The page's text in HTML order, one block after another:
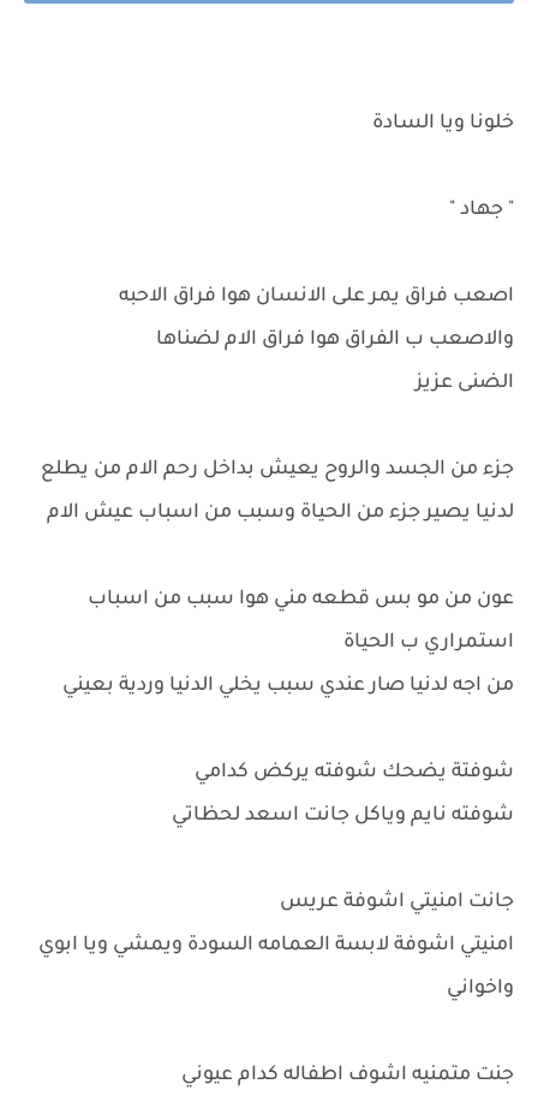
خلونا ويا السادة
" جهاد "
اصعب فراق يمر على الانسان هوا فراق الاحبه
والاصعب ب الفراق هوا فراق الام لضناها
الضنى عزيز
جزء من الجسد والروح يعيش بداخل رحم الام من يطلع
لدنيا يصير جزء من الحياة وسبب من اسباب عيش الام
عون من مو بس قطعه مني هوا سبب من اسباب
استمراري ب الحياة
من اجه لدنيا صار عندي سبب يخلي الدنيا وردية بعيني
شوفتة يضحك شوفته يركض كدامي
شوفته نايم وياكل جانت اسعد لحظاتي
جانت امنيتي اشوفة عريس
امنيتي اشوفة لابسة العمامه السودة ويمشي ويا ابوي
واخواني
جنت متمنيه اشوف اطفاله كدام عيوني